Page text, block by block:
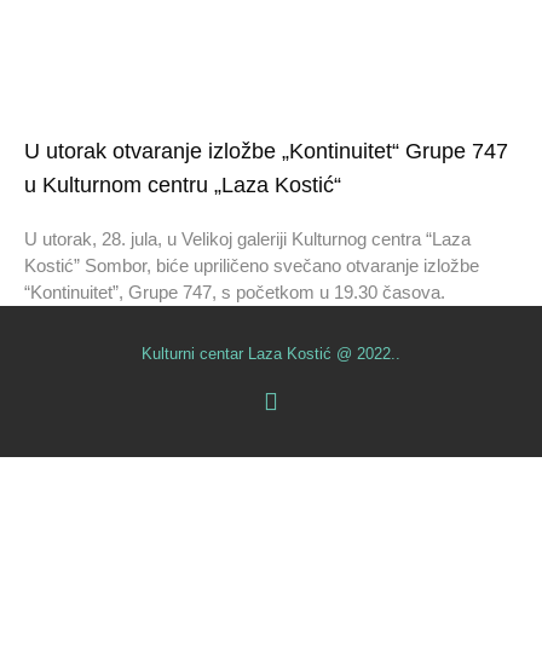
U utorak otvaranje izložbe „Kontinuitet“ Grupe 747
u Kulturnom centru „Laza Kostić“
U utorak, 28. jula, u Velikoj galeriji Kulturnog centra “Laza
Kostić” Sombor, biće upriličeno svečano otvaranje izložbe
“Kontinuitet”, Grupe 747, s početkom u 19.30 časova.
Kulturni centar Laza Kostić @ 2022..